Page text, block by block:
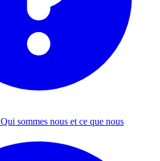
Qui sommes nous et ce que nous